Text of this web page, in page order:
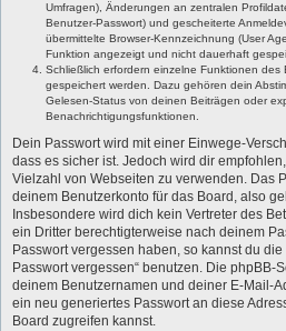
Umfragen), Änderungen an zentralen
Benutzer-Passwort) und gescheiterte
übermittelte Browser-Kennzeichnung (User
Funktion angezeigt und nicht dauerhaft
Schließlich erfordern einzelne Funktionen des
gespeichert werden. Dazu gehören dein
Gelesen-Status von deinen Beiträgen oder
Benachrichtigungsfunktionen.
Dein Passwort wird mit einer Einwege-
dass es sicher ist. Jedoch wird dir
Vielzahl von Webseiten zu verwenden. Das
deinem Benutzerkonto für das Board, also
Insbesondere wird dich kein Vertreter des
ein Dritter berechtigterweise nach deinem
Passwort vergessen haben, so kannst du
Passwort vergessen“ benutzen. Die phpBB-
deinem Benutzernamen und deiner E-Mail-
ein neu generiertes Passwort an diese
Board zugreifen kannst.